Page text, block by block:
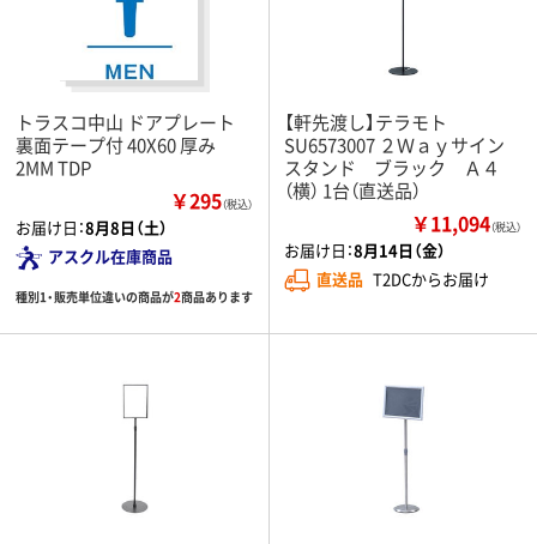
トラスコ中山 ドアプレート
裏面テープ付 40X60 厚み
2MM TDP
￥295（税込）
お届け日：8月8日（土）
アスクル在庫商品
種別1・販売単位違いの商品が2商品あります
【軒先渡し】テラモト
SU6573007 ２Ｗａｙサイン
スタンド ブラック Ａ４
（横） 1台（直送品）
￥11,094（税込）
お届け日：8月14日（金）
直送品 T2DCからお届け